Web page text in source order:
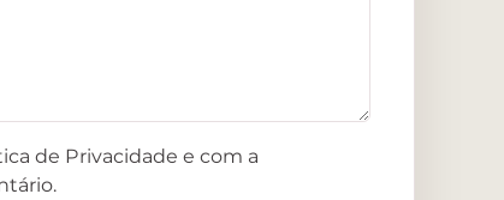
de Privacidade e com a